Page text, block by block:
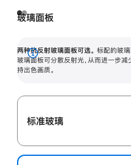
玻璃面板
两种抗反射玻璃面板可选。 标配的玻璃
玻璃面板可分散反射光，从而进一步
持出色画质。
展
开
标准玻璃